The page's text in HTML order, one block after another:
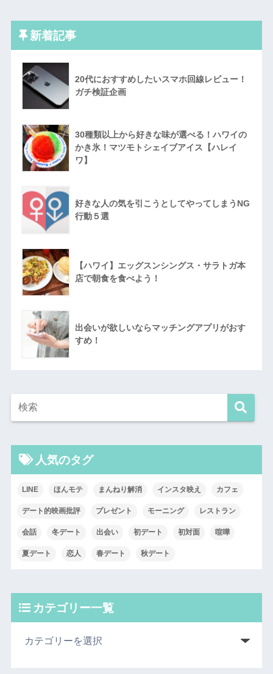
新着記事
20代におすすめしたいスマホ回線レビュー！
ガチ検証企画
30種類以上から好きな味が選べる！ハワイの
かき氷！マツモトシェイブアイス【ハレイ
ワ】
好きな人の気を引こうとしてやってしまうNG
行動５選
【ハワイ】エッグスンシングス・サラトガ本
店で朝食を食べよう！
出会いが欲しいならマッチングアプリがおす
すめ！
人気のタグ
LINE ほんモテ まんねり解消 インスタ映え カフェ
デート的映画批評 プレゼント モーニング レストラン
会話 冬デート 出会い 初デート 初対面 喧嘩
夏デート 恋人 春デート 秋デート
カテゴリー一覧